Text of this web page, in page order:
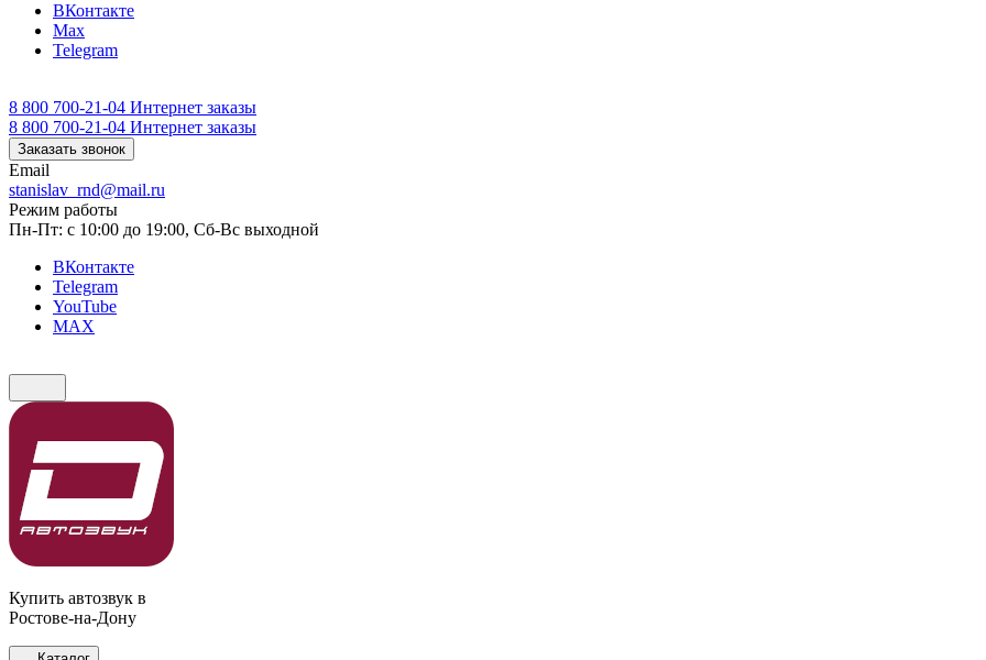
ВКонтакте
Max
Telegram
8 800 700-21-04 Интернет заказы
8 800 700-21-04 Интернет заказы
Заказать звонок
Email
stanislav_rnd@mail.ru
Режим работы
Пн-Пт: с 10:00 до 19:00, Сб-Вс выходной
ВКонтакте
Telegram
YouTube
MAX
Купить автозвук в
Ростове-на-Дону